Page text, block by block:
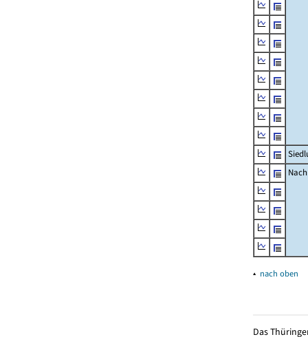
▴ nach oben
Das